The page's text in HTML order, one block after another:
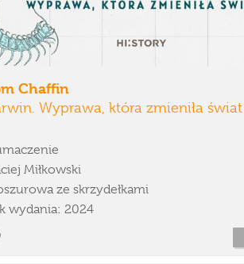
Chaffin
Wyprawa, która zmieniła świat
Miłkowski
ze skrzydełkami
wydania: 2024